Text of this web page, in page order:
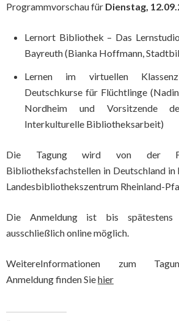
Programmvorschau für Dienstag,
Lernort Bibliothek – Das
Bayreuth (Bianka Hoffmann,
Lernen im virtuellen
Deutschkurse für Flüchtlinge
Nordheim und Vorsitzende
Interkulturelle Bibliotheksarbeit)
Die Tagung wird von der
Bibliotheksfachstellen in Deutschland
Landesbibliothekszentrum Rheinland-
Die Anmeldung ist bis spätestens
ausschließlich online möglich.
WeitereInformationen zum
Anmeldung finden Siehier